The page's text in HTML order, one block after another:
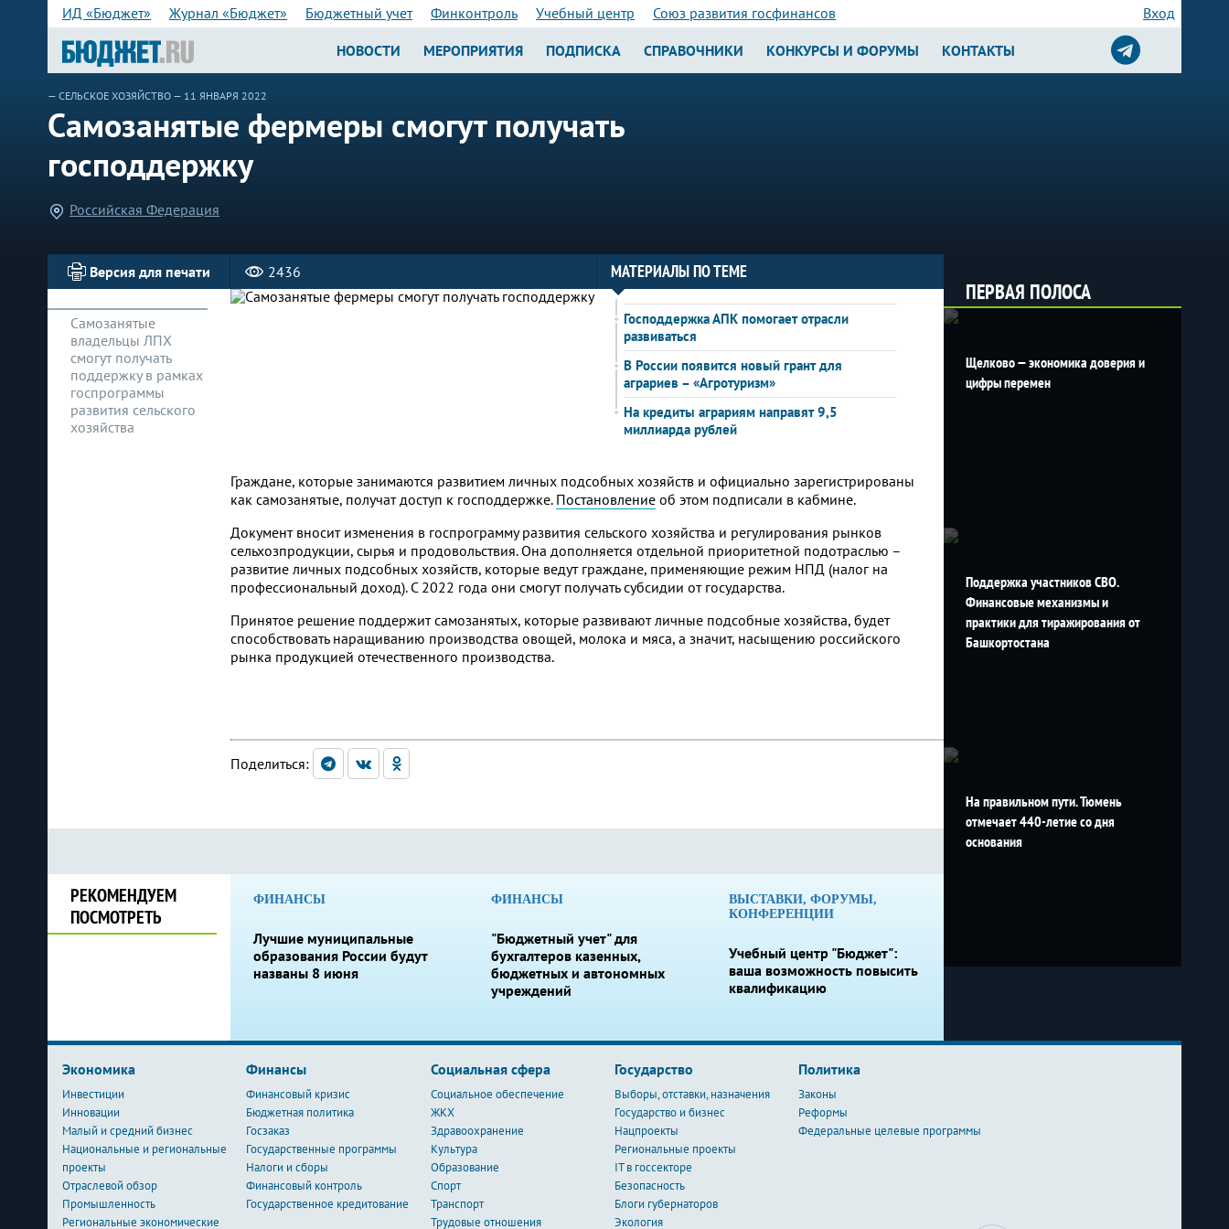
ИД «Бюджет» Журнал «Бюджет» Бюджетный учет Финконтроль Учебный центр Союз развития госфинансов Вход
НОВОСТИ МЕРОПРИЯТИЯ ПОДПИСКА СПРАВОЧНИКИ КОНКУРСЫ И ФОРУМЫ КОНТАКТЫ
— СЕЛЬСКОЕ ХОЗЯЙСТВО — 11 ЯНВАРЯ 2022
Самозанятые фермеры смогут получать
господдержку
Российская Федерация
Версия для печати 2436 МАТЕРИАЛЫ ПО ТЕМЕ
Самозанятые
владельцы ЛПХ
смогут получать
поддержку в рамках
госпрограммы
развития сельского
хозяйства
Господдержка АПК помогает отрасли
развиваться
В России появится новый грант для
аграриев – «Агротуризм»
На кредиты аграриям направят 9,5
миллиарда рублей
Граждане, которые занимаются развитием личных подсобных хозяйств и официально зарегистрированы
как самозанятые, получат доступ к господдержке. Постановление об этом подписали в кабмине.
Документ вносит изменения в госпрограмму развития сельского хозяйства и регулирования рынков
сельхозпродукции, сырья и продовольствия. Она дополняется отдельной приоритетной подотраслью –
развитие личных подсобных хозяйств, которые ведут граждане, применяющие режим НПД (налог на
профессиональный доход). С 2022 года они смогут получать субсидии от государства.
Принятое решение поддержит самозанятых, которые развивают личные подсобные хозяйства, будет
способствовать наращиванию производства овощей, молока и мяса, а значит, насыщению российского
рынка продукцией отечественного производства.
Поделиться:
РЕКОМЕНДУЕМ
ПОСМОТРЕТЬ
ФИНАНСЫ
Лучшие муниципальные
образования России будут
названы 8 июня
ФИНАНСЫ
"Бюджетный учет" для
бухгалтеров казенных,
бюджетных и автономных
учреждений
ВЫСТАВКИ, ФОРУМЫ,
КОНФЕРЕНЦИИ
Учебный центр "Бюджет":
ваша возможность повысить
квалификацию
ПЕРВАЯ ПОЛОСА
Щелково — экономика доверия и
цифры перемен
Поддержка участников СВО.
Финансовые механизмы и
практики для тиражирования от
Башкортостана
На правильном пути. Тюмень
отмечает 440-летие со дня
основания
Экономика
Инвестиции
Инновации
Малый и средний бизнес
Национальные и региональные
проекты
Отраслевой обзор
Промышленность
Региональные экономические
Финансы
Финансовый кризис
Бюджетная политика
Госзаказ
Государственные программы
Налоги и сборы
Финансовый контроль
Государственное кредитование
Социальная сфера
Социальное обеспечение
ЖКХ
Здравоохранение
Культура
Образование
Спорт
Транспорт
Трудовые отношения
Государство
Выборы, отставки, назначения
Государство и бизнес
Нацпроекты
Региональные проекты
IT в госсекторе
Безопасность
Блоги губернаторов
Экология
Политика
Законы
Реформы
Федеральные целевые программы